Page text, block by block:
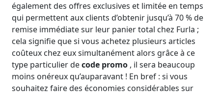
également des offres exclusives et limitée en temps
qui permettent aux clients d’obtenir jusqu’à 70 % de
remise immédiate sur leur panier total chez Furla ;
cela signifie que si vous achetez plusieurs articles
coûteux chez eux simultanément alors grâce à ce
type particulier decode promo , il sera beaucoup
moins onéreux qu’auparavant ! En bref : si vous
souhaitez faire des économies considérables sur